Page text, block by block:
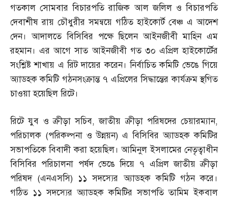
গতকাল সোমবার বিচারপতি রাজিক আল জলিল ও বিচারপতি
দেবাশীষ রায় চৌধুরীর সমন্বয়ে গঠিত হাইকোর্ট বেঞ্চ এ আদেশ
দেন। আদালতে বিসিবির পক্ষে ছিলেন আইনজীবী মাহিন এম
রহমান। এর আগে সাত আইনজীবী গত ৩০ এপ্রিল হাইকোর্টের
সংশ্লিষ্ট শাখায় এ রিট দায়ের করেন। নির্বাচিত কমিটি ভেঙে গিয়ে
অ্যাডহক কমিটি গঠনসংক্রান্ত ৭ এপ্রিলের সিদ্ধান্তের কার্যক্রম স্থগিত
চাওয়া হয়েছিল রিটে।
রিটে যুব ও ক্রীড়া সচিব,জাতীয় ক্রীড়া পরিষদের চেয়ারম্যান,
পরিচালক (পরিকল্পনা ও উন্নয়ন) এ বিসিবির অ্যাডহক কমিটির
সভাপতিকে বিবাদী করা হয়েছিল। আমিনুল ইসলামের নেতৃত্বাধীন
বিসিবির পরিচালনা পর্ষদ ভেঙে দিয়ে ৭ এপ্রিল জাতীয় ক্রীড়া
পরিষদ (এনএসসি) ১১ সদস্যের অ্যাডহক কমিটি গঠন করে।
গঠিত ১১ সদস্যের অ্যাডহক কমিটির সভাপতি তামিম ইকবাল